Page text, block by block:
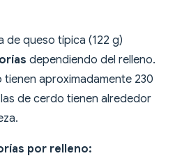
de queso típica (122 g)
dependiendo del relleno.
aproximadamente 230
de cerdo tienen alrededor
por relleno: